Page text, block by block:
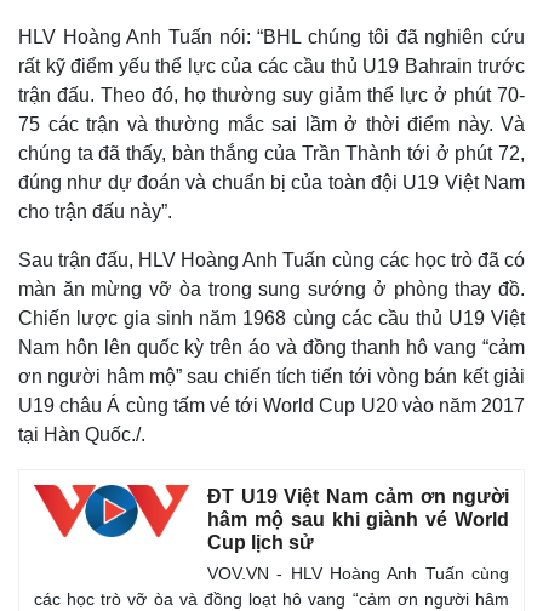
Thế giới
Quan sát
Cuộc sống đó đây
Hồ sơ
Multimedia
Video
Ảnh
E-Magazine
HLV Hoàng Anh Tuấn nói: “BHL chúng tôi đã nghiên cứu
rất kỹ điểm yếu thể lực của các cầu thủ U19 Bahrain trước
trận đấu. Theo đó, họ thường suy giảm thể lực ở phút 70-
75 các trận và thường mắc sai lầm ở thời điểm này. Và
chúng ta đã thấy, bàn thắng của Trần Thành tới ở phút 72,
đúng như dự đoán và chuẩn bị của toàn đội U19 Việt Nam
cho trận đấu này”.
Sau trận đấu, HLV Hoàng Anh Tuấn cùng các học trò đã có
màn ăn mừng vỡ òa trong sung sướng ở phòng thay đồ.
Chiến lược gia sinh năm 1968 cùng các cầu thủ U19 Việt
Nam hôn lên quốc kỳ trên áo và đồng thanh hô vang “cảm
ơn người hâm mộ” sau chiến tích tiến tới vòng bán kết giải
U19 châu Á cùng tấm vé tới World Cup U20 vào năm 2017
tại Hàn Quốc./.
ĐT U19 Việt Nam cảm ơn người
hâm mộ sau khi giành vé World
Cup lịch sử
VOV.VN - HLV Hoàng Anh Tuấn cùng
các học trò vỡ òa và đồng loạt hô vang “cảm ơn người hâm